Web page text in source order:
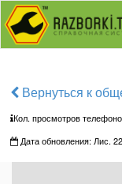
Вернуться к
Кол. просмотров
Дата обновления: Лис.